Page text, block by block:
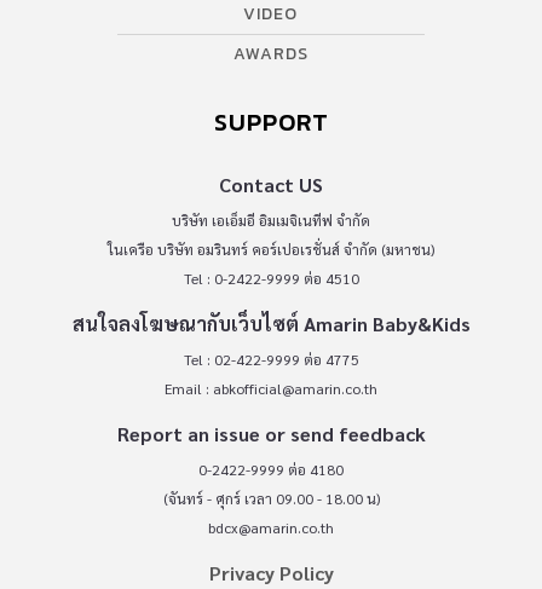
VIDEO
AWARDS
SUPPORT
Contact US
บริษัท เอเอ็มอี อิมเมจิเนทีฟ จำกัด
ในเครือ บริษัท อมรินทร์ คอร์เปอเรชั่นส์ จำกัด (มหาชน)
Tel : 0-2422-9999 ต่อ 4510
สนใจลงโฆษณากับเว็บไซต์ Amarin Baby&Kids
Tel : 02-422-9999 ต่อ 4775
Email : abkofficial@amarin.co.th
Report an issue or send feedback
0-2422-9999 ต่อ 4180
(จันทร์ - ศุกร์ เวลา 09.00 - 18.00 น)
bdcx@amarin.co.th
Privacy Policy